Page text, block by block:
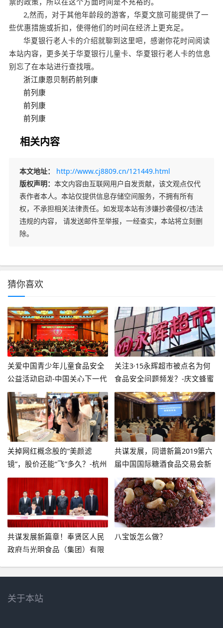
2,然而，对于其他年龄段的游客，华夏文旅可能提供了一
些优惠措施或折扣，使得他们的时间在经济上更充足。
华夏银行老人卡的介绍就聊到这里吧，感谢你花时间阅读
本站内容，更多关于华夏银行儿童卡、华夏银行老人卡的信息
别忘了在本站进行查找哦。
浙江康恩贝制药前列康
前列康
前列康
前列康
相关内容
本文地址：
http://www.cj8809.cn/121449.html
版权声明： 本文内容由互联网用户自发贡献，该文观点仅代
表作者本人。本站仅提供信息存储空间服务，不拥有所有
权，不承担相关法律责任。如发现本站有涉嫌抄袭侵权/违法
违规的内容， 请发送邮件至举报，一经查实，本站将立刻删
除。
猜你喜欢
关爱中国青少年儿童食品安全
公益活动启动-中国关心下一代
健康体育基金会
关注3·15永辉超市被点名为何
食品安全问题频发？-庆文蜂蜜
多少钱
关掉网红概念股的“美颜滤
镜”，股价还能“飞”多久？-杭州
天风食品有限公司
共谋发展，同谱新篇2019第六
届中国国际糖酒食品交易会新
闻发布会在宁举办-泸州系列酒
多少参加南京糖酒会
共谋发展新篇章！奉贤区人民
政府与光明食品（集团）有限
林正广和食品有限公司
八宝饭怎么做？
关于本站